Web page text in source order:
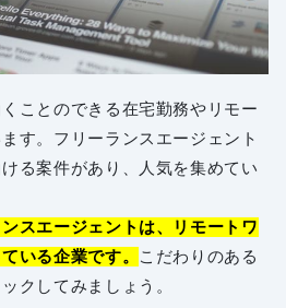
ことのできる在宅勤務やリモー
す。フリーランスエージェント
る案件があり、人気を集めてい
スエージェントは、リモートワ
いる企業です。
こだわりのある
クしてみましょう。